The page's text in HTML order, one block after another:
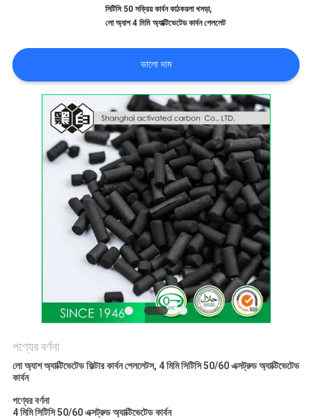
সাইট
ম্যাপ
PRIVACY
POLICY
সিটিসি 50 সক্রিয় কার্বন কাঠকয়লা খসড়া,
লো অ্যাশ 4 মিমি অ্যাক্টিভেটেড কার্বন পেললেট
ভালো দাম
পণ্যের বর্ণনা
লো অ্যাশ অ্যাক্টিভেটেড ফিল্টার কার্বন পেললেটস, 4 মিমি সিটিসি 50/60 এক্সট্রুড অ্যাক্টিভেটেড
কার্বন
পণ্যের বর্ণনা
4 মিমি সিটিসি 50/60 এক্সট্রুড অ্যাক্টিভেটেড কার্বন